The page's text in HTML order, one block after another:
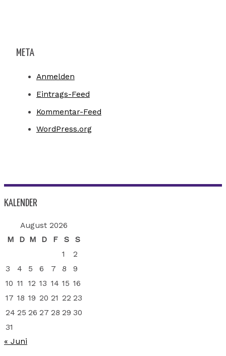
META
Anmelden
Eintrags-Feed
Kommentar-Feed
WordPress.org
KALENDER
August 2026
M
D M D F S
S
1
2
3
4 5 6 7 8
9
10 11 12 13 14 15 16
17 18 19 20 21 22 23
24 25 26 27 28 29 30
31
« Juni